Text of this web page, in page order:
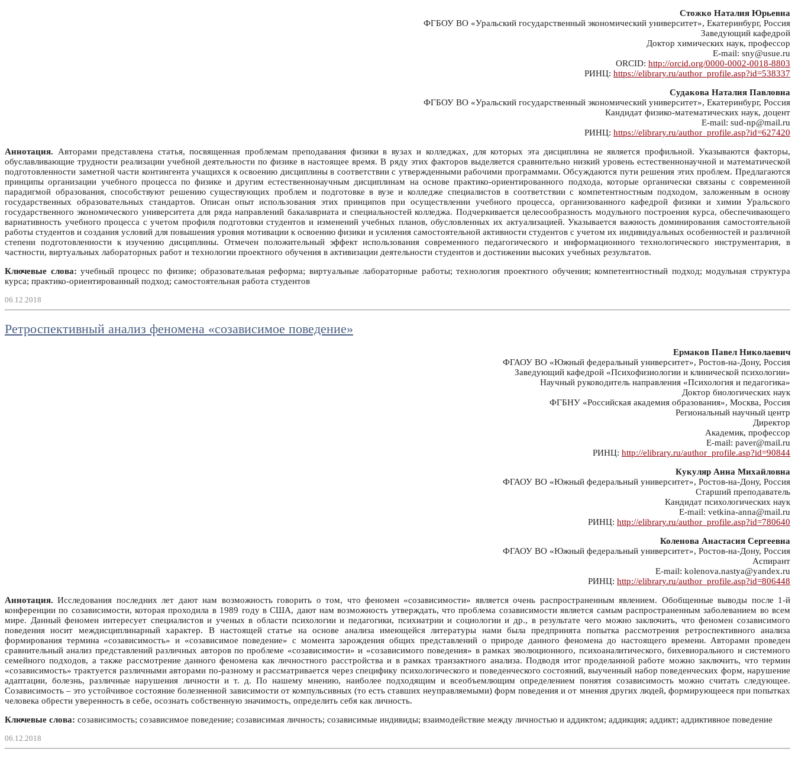
Стожко Наталия Юрьевна
ФГБОУ ВО «Уральский государственный экономический университет», Екатеринбург, Россия
Заведующий кафедрой
Доктор химических наук, профессор
E-mail: sny@usue.ru
ORCID: http://orcid.org/0000-0002-0018-8803
РИНЦ: https://elibrary.ru/author_profile.asp?id=538337
Судакова Наталия Павловна
ФГБОУ ВО «Уральский государственный экономический университет», Екатеринбург, Россия
Кандидат физико-математических наук, доцент
E-mail: sud-np@mail.ru
РИНЦ: https://elibrary.ru/author_profile.asp?id=627420
Аннотация. Авторами представлена статья, посвященная проблемам преподавания физики в вузах и колледжах, для которых эта дисциплина не является профильной. Указываются факторы,
обуславливающие трудности реализации учебной деятельности по физике в настоящее время. В ряду этих факторов выделяется сравнительно низкий уровень естественнонаучной и математической
подготовленности заметной части контингента учащихся к освоению дисциплины в соответствии с утвержденными рабочими программами. Обсуждаются пути решения этих проблем. Предлагаются
принципы организации учебного процесса по физике и другим естественнонаучным дисциплинам на основе практико-ориентированного подхода, которые органически связаны с современной
парадигмой образования, способствуют решению существующих проблем и подготовке в вузе и колледже специалистов в соответствии с компетентностным подходом, заложенным в основу
государственных образовательных стандартов. Описан опыт использования этих принципов при осуществлении учебного процесса, организованного кафедрой физики и химии Уральского
государственного экономического университета для ряда направлений бакалавриата и специальностей колледжа. Подчеркивается целесообразность модульного построения курса, обеспечивающего
вариативность учебного процесса с учетом профиля подготовки студентов и изменений учебных планов, обусловленных их актуализацией. Указывается важность доминирования самостоятельной
работы студентов и создания условий для повышения уровня мотивации к освоению физики и усиления самостоятельной активности студентов с учетом их индивидуальных особенностей и различной
степени подготовленности к изучению дисциплины. Отмечен положительный эффект использования современного педагогического и информационного технологического инструментария, в
частности, виртуальных лабораторных работ и технологии проектного обучения в активизации деятельности студентов и достижении высоких учебных результатов.
Ключевые слова: учебный процесс по физике; образовательная реформа; виртуальные лабораторные работы; технология проектного обучения; компетентностный подход; модульная структура
курса; практико-ориентированный подход; самостоятельная работа студентов
06.12.2018
Ретроспективный анализ феномена «созависимое поведение»
Ермаков Павел Николаевич
ФГАОУ ВО «Южный федеральный университет», Ростов-на-Дону, Россия
Заведующий кафедрой «Психофизиологии и клинической психологии»
Научный руководитель направления «Психология и педагогика»
Доктор биологических наук
ФГБНУ «Российская академия образования», Москва, Россия
Региональный научный центр
Директор
Академик, профессор
E-mail: paver@mail.ru
РИНЦ: http://elibrary.ru/author_profile.asp?id=90844
Кукуляр Анна Михайловна
ФГАОУ ВО «Южный федеральный университет», Ростов-на-Дону, Россия
Старший преподаватель
Кандидат психологических наук
E-mail: vetkina-anna@mail.ru
РИНЦ: http://elibrary.ru/author_profile.asp?id=780640
Коленова Анастасия Сергеевна
ФГАОУ ВО «Южный федеральный университет», Ростов-на-Дону, Россия
Аспирант
E-mail: kolenova.nastya@yandex.ru
РИНЦ: http://elibrary.ru/author_profile.asp?id=806448
Аннотация. Исследования последних лет дают нам возможность говорить о том, что феномен «созависимости» является очень распространенным явлением. Обобщенные выводы после 1-й
конференции по созависимости, которая проходила в 1989 году в США, дают нам возможность утверждать, что проблема созависимости является самым распространенным заболеванием во всем
мире. Данный феномен интересует специалистов и ученых в области психологии и педагогики, психиатрии и социологии и др., в результате чего можно заключить, что феномен созависимого
поведения носит междисциплинарный характер. В настоящей статье на основе анализа имеющейся литературы нами была предпринята попытка рассмотрения ретроспективного анализа
формирования термина «созависимость» и «созависимое поведение» с момента зарождения общих представлений о природе данного феномена до настоящего времени. Авторами проведен
сравнительный анализ представлений различных авторов по проблеме «созависимости» и «созависимого поведения» в рамках эволюционного, психоаналитического, бихевиорального и системного
семейного подходов, а также рассмотрение данного феномена как личностного расстройства и в рамках транзактного анализа. Подводя итог проделанной работе можно заключить, что термин
«созависимость» трактуется различными авторами по-разному и рассматривается через специфику психологического и поведенческого состояний, выученный набор поведенческих форм, нарушение
адаптации, болезнь, различные нарушения личности и т. д. По нашему мнению, наиболее подходящим и всеобъемлющим определением понятия созависимость можно считать следующее.
Созависимость – это устойчивое состояние болезненной зависимости от компульсивных (то есть ставших неуправляемыми) форм поведения и от мнения других людей, формирующееся при попытках
человека обрести уверенность в себе, осознать собственную значимость, определить себя как личность.
Ключевые слова: созависимость; созависимое поведение; созависимая личность; созависимые индивиды; взаимодействие между личностью и аддиктом; аддикция; аддикт; аддиктивное поведение
06.12.2018